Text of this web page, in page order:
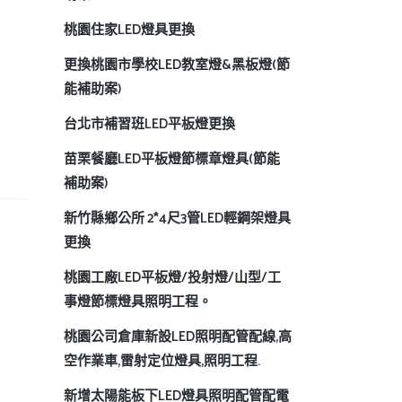
桃園住家LED燈具更換
更換桃園市學校LED教室燈&黑板燈(節
能補助案)
台北市補習班LED平板燈更換
苗栗餐廳LED平板燈節標章燈具(節能
補助案)
新竹縣鄉公所 2*4尺3管LED輕鋼架燈具
更換
桃園工廠LED平板燈/投射燈/山型/工
事燈節標燈具照明工程。
桃園公司倉庫新設LED照明配管配線,高
空作業車,雷射定位燈具,照明工程.
新增太陽能板下LED燈具照明配管配電